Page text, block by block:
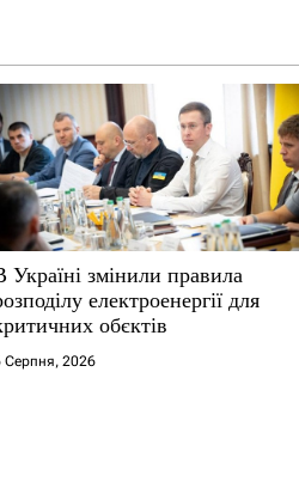
Україні змінили правила
електроенергії для
обєктів
Серпня, 2026